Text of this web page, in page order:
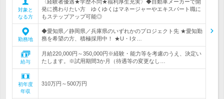
対象と
なる方
〈経験者優遇★学歴不問★福利厚生充実〉◆自動車メーカーで開
発に携わりたい方 ゆくゆくはマネージャーやエキスパート職に
もステップアップ可能◎
勤務地
◆愛知県／静岡県／兵庫県のいずれかのプロジェクト先 ★愛知勤
務を希望の方、積極採用中！ ★U・Iタ…
給与
月給220,000円～350,000円※経験・能力等を考慮のうえ、決定い
たします。※試用期間3か月（待遇等の変更なし…
初年度
年収
310万円～500万円